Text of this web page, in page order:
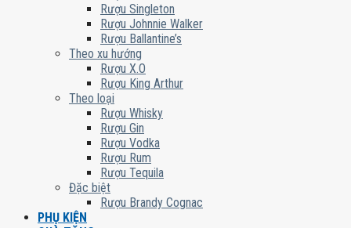
Rượu Singleton
Rượu Johnnie Walker
Rượu Ballantine’s
Theo xu hướng
Rượu X.O
Rượu King Arthur
Theo loại
Rượu Whisky
Rượu Gin
Rượu Vodka
Rượu Rum
Rượu Tequila
Đặc biệt
Rượu Brandy Cognac
PHỤ KIỆN